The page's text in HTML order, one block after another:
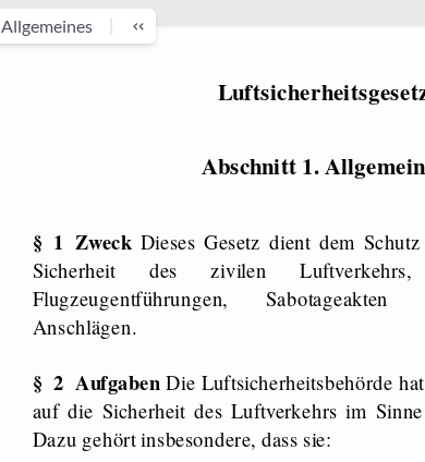
Allgemeines
Abschnitt 1.
§ 1 Zweck Dieses Gesetz dient dem
Sicherheit des zivilen
Flugzeugentführungen,
Anschlägen.
§ 2 Aufgaben Die Luftsicherheitsbehörde
auf die Sicherheit des Luftverkehrs im
Dazu gehört insbesondere, dass sie: